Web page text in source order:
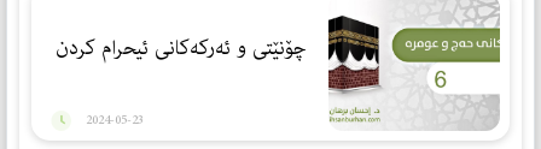
چۆنێتی و ئەركەكانی ئیحرام كردن
2024-05-23